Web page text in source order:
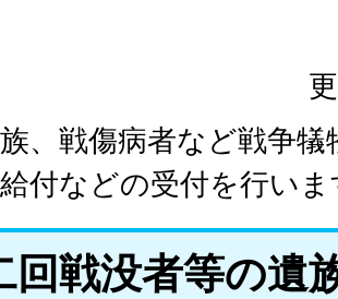
、戦傷病者など戦争
付などの受付を行いま
回戦没者等の遺